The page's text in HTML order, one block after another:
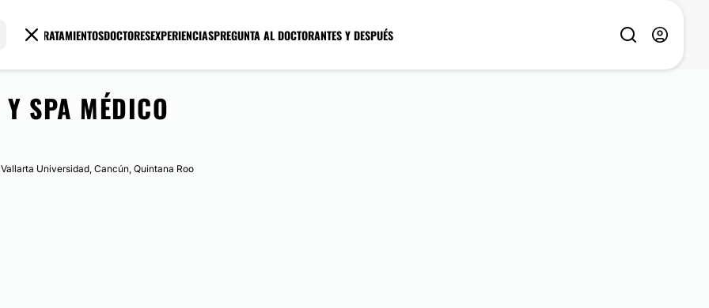
TRATAMIENTOSDOCTORESEXPERIENCIASPREGUNTA AL DOCTORANTES Y DESPUÉS
SPA MÉDICO
Universidad, Cancún, Quintana Roo